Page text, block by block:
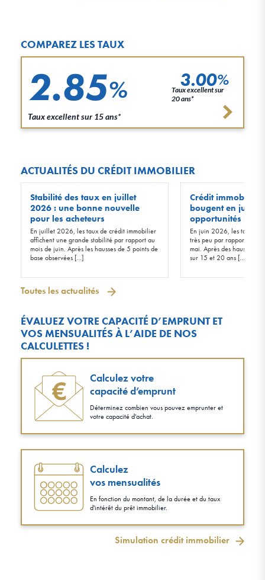
COMPAREZ LES TAUX
2.85%
Taux excellent sur 15 ans*
3.00%
Taux excellent sur
20 ans*
ACTUALITÉS DU CRÉDIT IMMOBILIER
Stabilité des taux en juillet
2026 : une bonne nouvelle
pour les acheteurs
En juillet 2026, les taux de crédit immobilier
affichent une grande stabilité par rapport au
mois de juin. Après les hausses de 5 points de
base observées […]
Crédit immobilier
bougent en juin
opportunités !
En juin 2026, les taux
très peu par rapport à
mai. Après des hausses
sur 15 et 20 ans […]
Toutes les actualités
ÉVALUEZ VOTRE CAPACITÉ D’EMPRUNT ET
VOS MENSUALITÉS À L’AIDE DE NOS
CALCULETTES !
Calculez votre
capacité d’emprunt
Déterminez combien vous pouvez emprunter et
votre capacité d'achat.
Calculez
vos mensualités
En fonction du montant, de la durée et du taux
d'intérêt du prêt immobilier.
Simulation crédit immobilier